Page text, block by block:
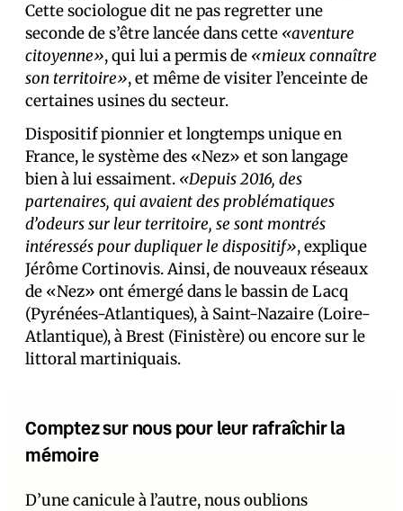
Cette sociologue dit ne pas regretter une
seconde de s’être lancée dans cette «aventure
citoyenne», qui lui a permis de «mieux connaître
son territoire», et même de visiter l’enceinte de
certaines usines du secteur.
Dispositif pionnier et longtemps unique en
France, le système des «Nez» et son langage
bien à lui essaiment. «Depuis 2016, des
partenaires, qui avaient des problématiques
d’odeurs sur leur territoire, se sont montrés
intéressés pour dupliquer le dispositif», explique
Jérôme Cortinovis. Ainsi, de nouveaux réseaux
de «Nez» ont émergé dans le bassin de Lacq
(Pyrénées-Atlantiques), à Saint-Nazaire (Loire-
Atlantique), à Brest (Finistère) ou encore sur le
littoral martiniquais.
Comptez sur nous pour leur rafraîchir la
mémoire
D’une canicule à l’autre, nous oublions